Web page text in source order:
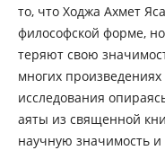
то, что Ходжа Ахмет
философской форме,
теряют свою
многих
исследования
аяты из священной
научную значимость и